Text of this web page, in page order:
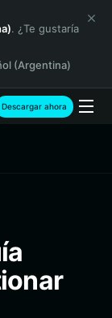
. ¿Te gustaría
(Argentina)
Descargar ahora